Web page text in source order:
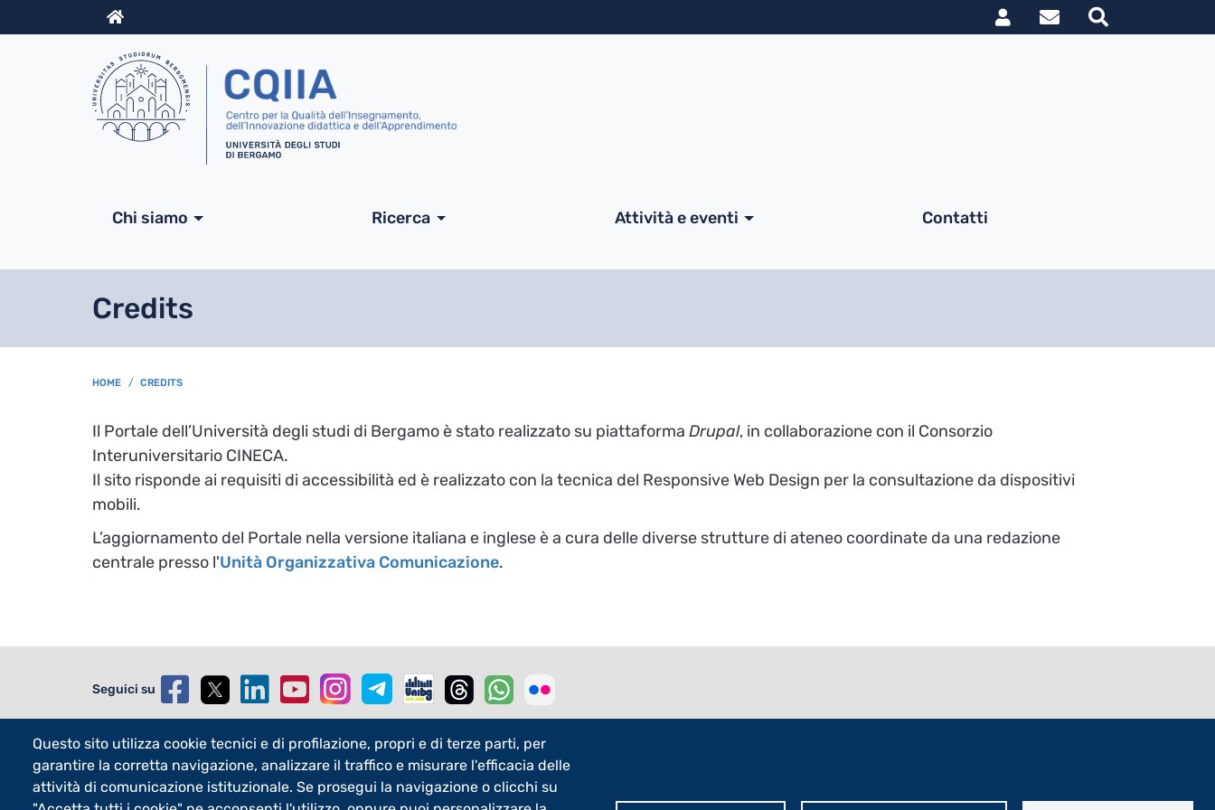
Info Link utili
Navigazione principale
Chi siamo Ricerca Attività e eventi Contatti
Credits
BREADCRUMB
HOME CREDITS
Il Portale dell’Università degli studi di Bergamo è stato realizzato su piattaforma Drupal, in collaborazione con il Consorzio
Interuniversitario CINECA.
Il sito risponde ai requisiti di accessibilità ed è realizzato con la tecnica del Responsive Web Design per la consultazione da dispositivi
mobili.
L’aggiornamento del Portale nella versione italiana e inglese è a cura delle diverse strutture di ateneo coordinate da una redazione
centrale presso l'Unità Organizzativa Comunicazione.
Questo sito utilizza cookie tecnici e di profilazione, propri e di terze parti, per
garantire la corretta navigazione, analizzare il traffico e misurare l'efficacia delle
attività di comunicazione istituzionale. Se prosegui la navigazione o clicchi su
Seguici su
Footer - 2
Centri di Ateneo
Biblioteche
Footer - 3
Merchandising
Sostieni UniBg - 5x1000
24129 Bergamo